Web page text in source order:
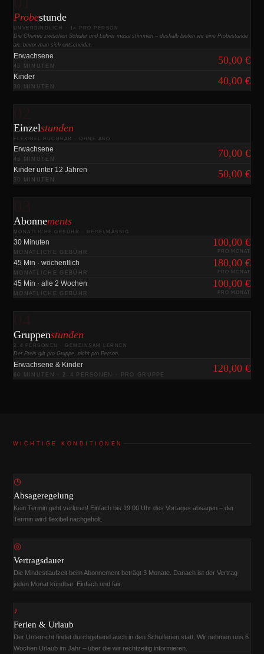
Probestunde
UNVERBINDLICH · 1× PRO PERSON
Die Chemie zwischen Schüler und Lehrer muss stimmen – deshalb bieten wir eine Probestunde
an, bevor man sich entscheidet.
Erwachsene
45 MINUTEN
50,00 €
Kinder
30 MINUTEN
40,00 €
Einzelstunden
FLEXIBEL BUCHBAR · OHNE ABO
Erwachsene
45 MINUTEN
70,00 €
Kinder unter 12 Jahren
30 MINUTEN
50,00 €
Abonnements
MONATLICHE GEBÜHR · REGELMÄSSIG
30 Minuten
MONATLICHE GEBÜHR
100,00 €
PRO MONAT
45 Min · wöchentlich
MONATLICHE GEBÜHR
180,00 €
PRO MONAT
45 Min · alle 2 Wochen
MONATLICHE GEBÜHR
100,00 €
PRO MONAT
Gruppenstunden
2–4 PERSONEN · GEMEINSAM LERNEN
Der Preis gilt pro Gruppe, nicht pro Person.
Erwachsene & Kinder
60 MINUTEN · 2–4 PERSONEN · PRO GRUPPE
120,00 €
WICHTIGE KONDITIONEN
◷
Absageregelung
Kein Termin geht verloren! Einfach bis 19:00 Uhr des Vortages absagen – der
Termin wird flexibel nachgeholt.
◎
Vertragsdauer
Die Mindestlaufzeit beim Abonnement beträgt 3 Monate. Danach ist der Vertrag
jeden Monat kündbar. Einfach und fair.
♪
Ferien & Urlaub
Der Unterricht findet durchgehend auch in den Schulferien statt. Wir nehmen uns 6
Wochen Urlaub im Jahr – über die wir rechtzeitig informieren.